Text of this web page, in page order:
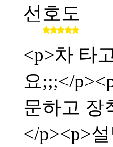
선호도
<p>차 타
요;;;</
문하고 장
</p><p>